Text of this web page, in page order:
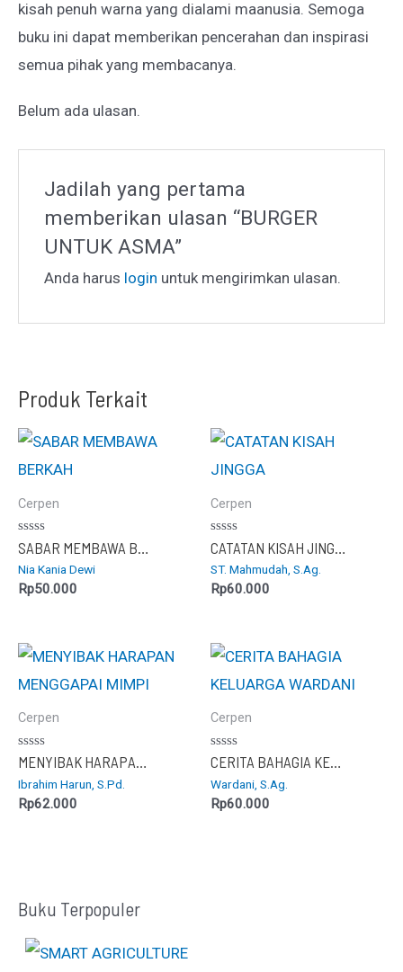
kisah penuh warna yang dialami maanusia. Semoga
buku ini dapat memberikan pencerahan dan inspirasi
semua pihak yang membacanya.
Belum ada ulasan.
Jadilah yang pertama
memberikan ulasan “BURGER
UNTUK ASMA”
Anda harus login untuk mengirimkan ulasan.
Produk Terkait
Cerpen
Dinilai
0
dari
5
Nia Kania Dewi
Rp50.000
Cerpen
Dinilai
0
dari
5
ST. Mahmudah, S.Ag.
Rp60.000
Cerpen
Dinilai
0
dari
5
MENYIBAK HARAPAN MENGGAPAI MIMPI
Ibrahim Harun, S.Pd.
Rp62.000
Cerpen
Dinilai
0
dari
5
CERITA BAHAGIA KELUARGA WARDANI
Wardani, S.Ag.
Rp60.000
Buku Terpopuler